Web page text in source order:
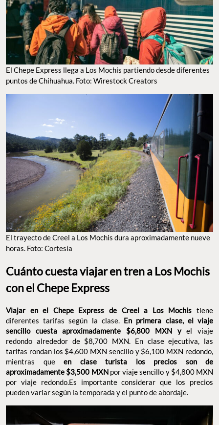
El Chepe Express llega a Los Mochis partiendo desde diferentes
puntos de Chihuahua. Foto: Wirestock Creators
El trayecto de Creel a Los Mochis dura aproximadamente nueve
horas. Foto: Cortesía
Cuánto cuesta viajar en tren a Los Mochis
con el Chepe Express
Viajar en el Chepe Express de Creel a Los Mochis tiene
diferentes tarifas según la clase.En primera clase, el viaje
sencillo cuesta aproximadamente $6,800 MXN yel viaje
redondo alrededor de $8,700 MXN. En clase ejecutiva, las
tarifas rondan los $4,600 MXN sencillo y $6,100 MXN redondo,
mientras que en clase turista los precios son de
aproximadamente $3,500 MXN por viaje sencillo y $4,800 MXN
por viaje redondo.Es importante considerar que los precios
pueden variar según la temporada y el punto de abordaje.